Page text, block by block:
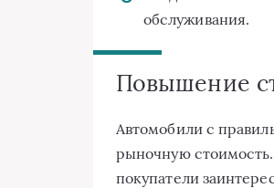
обслуживания.
Повышение
Автомобили с
рыночную
покупатели